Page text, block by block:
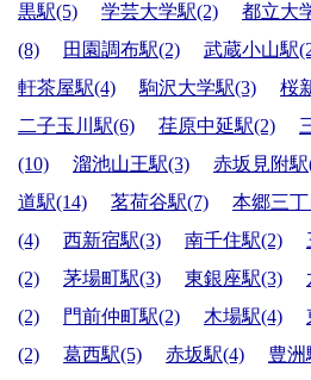
黒駅(5)
学芸大学駅(2) 都立大
(8)
田園調布駅(2) 武蔵小山駅
軒茶屋駅(4)
駒沢大学駅(3) 桜
二子玉川駅(6)
荏原中延駅(2)
(10)
溜池山王駅(3) 赤坂見附駅
道駅(14)
茗荷谷駅(7) 本郷三
(4)
西新宿駅(3) 南千住駅(2)
(2)
茅場町駅(3) 東銀座駅(3)
(2)
門前仲町駅(2) 木場駅(4)
(2)
葛西駅(5) 赤坂駅(4) 豊洲